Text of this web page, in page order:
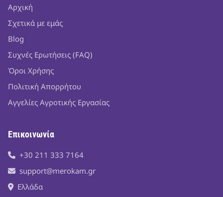
Αρχική
Σχετικά με εμάς
Blog
Συχνές Ερωτήσεις (FAQ)
Όροι Χρήσης
Πολιτική Απορρήτου
Αγγελίες Αγροτικής Εργασίας
Επικοινωνία
+30 211 333 7164
support@merokam.gr
Ελλάδα